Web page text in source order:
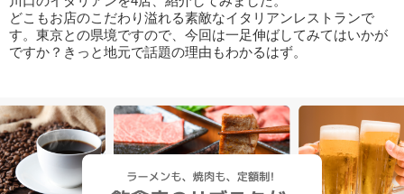
どこもお店のこだわり溢れる素敵なイタリアンレストランで
す。東京との県境ですので、今回は一足伸ばしてみてはいかが
ですか？きっと地元で話題の理由もわかるはず。